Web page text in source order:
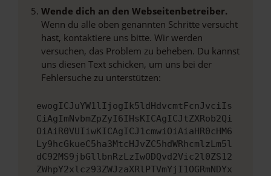
Wende dich an den Webseitenbetreiber.
Wenn du alle oben genannten Schritte versucht
hast, kontaktiere uns bitte. Wir werden
versuchen, das Problem zu beheben. Du kannst
uns diesen Text schicken, um uns bei der
Fehlersuche zu unterstützen:
ewogICJuYW1lIjogIk5ldHdvcmtFcnJvciIs
CiAgImNvbmZpZyI6IHsKICAgICJtZXRob2Qi
OiAiR0VUIiwKICAgICJ1cmwiOiAiaHR0cHM6
Ly9hcGkueC5ha3MtcHJvZC5hdWRhcmlzLm5l
dC92MS9jbGllbnRzLzIwODQvd2Vic2l0ZS12
ZWhpY2xlcz93ZWJzaXRlPTVmYjI1OGRmNDYx